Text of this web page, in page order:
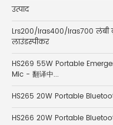
उत्पाद
Lrs200/lras400/lras700 लंबी
लाउंडस्पीकर
HS269 55W Portable
Mic - 翻译中...
HS265 20W Portable
HS266 20W Portable